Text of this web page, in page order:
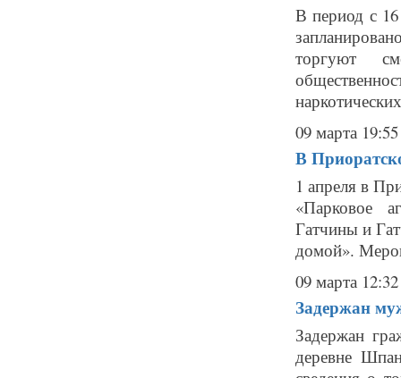
В период с
торгуют
09 марта 19:55
В
1 апреля в
«Парковое
Гатчины и
домой».
09 марта 12:32
Задержан
Задержан
деревне